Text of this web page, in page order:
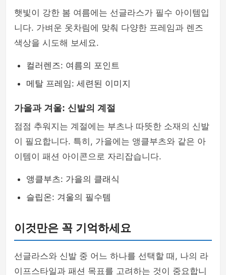
햇빛이 강한 봄 여름에는 선글라스가 필수 아이템입
니다. 가벼운 옷차림에 맞춰 다양한 프레임과 렌즈
색상을 시도해 보세요.
컬러렌즈: 여름의 포인트
메탈 프레임: 세련된 이미지
가을과 겨울: 신발의 계절
점점 추워지는 계절에는 부츠나 따뜻한 소재의 신발
이 필요합니다. 특히, 가을에는 앵클부츠와 같은 아
이템이 패션 아이콘으로 자리잡습니다.
앵클부츠: 가을의 클래식
슬립온: 겨울의 필수템
이것만은 꼭 기억하세요
선글라스와 신발 중 어느 하나를 선택할 때, 나의 라
이프스타일과 패션 목표를 고려하는 것이 중요합니